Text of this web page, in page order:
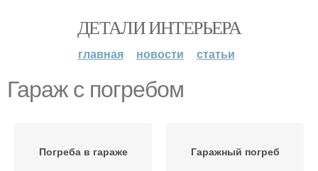
ДЕТАЛИ ИНТЕРЬЕРА
главная новости статьи
Гараж с погребом
Погреба в гараже Гаражный погреб